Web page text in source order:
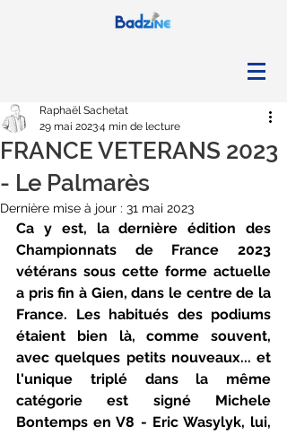
FRANCE VETERANS 2023
- Le Palmarès
Raphaël Sachetat
29 mai 20234 min de lecture
Dernière mise à jour : 31 mai 2023
Ca y est, la dernière édition des
Championnats de France 2023
vétérans sous cette forme actuelle
a pris fin à Gien, dans le centre de la
France. Les habitués des podiums
étaient bien là, comme souvent,
avec quelques petits nouveaux... et
l'unique triplé dans la même
catégorie est signé Michele
Bontemps en V8 - Eric Wasylyk, lui,